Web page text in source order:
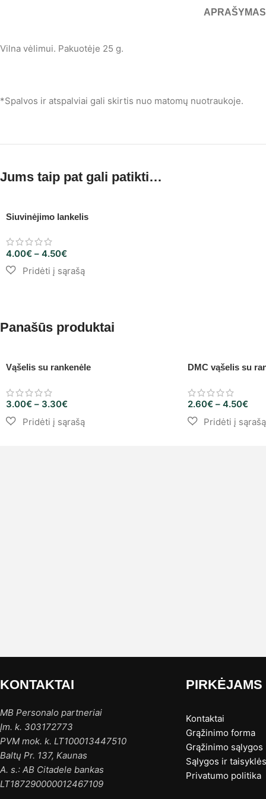
APRAŠYMAS
Vilna vėlimui. Pakuotėje 25 g.
*Spalvos ir atspalviai gali skirtis nuo matomų nuotraukoje.
Jums taip pat gali patikti…
Siuvinėjimo lankelis
4.00€ – 4.50€
Panašūs produktai
Vąšelis su rankenėle
3.00€ – 3.30€
DMC vąšelis su
2.60€ – 4.50€
KONTAKTAI
MB Personalo partneriai
Įm. k. 303172773
PVM mok. k. LT100013447510
Baltų Pr. 137, Kaunas
A. s.: AB Citadele bankas
LT187290000012467109
PIRKĖJAMS
Kontaktai
Grąžinimo forma
Grąžinimo sąlygos
Sąlygos ir taisyklės
Privatumo politika